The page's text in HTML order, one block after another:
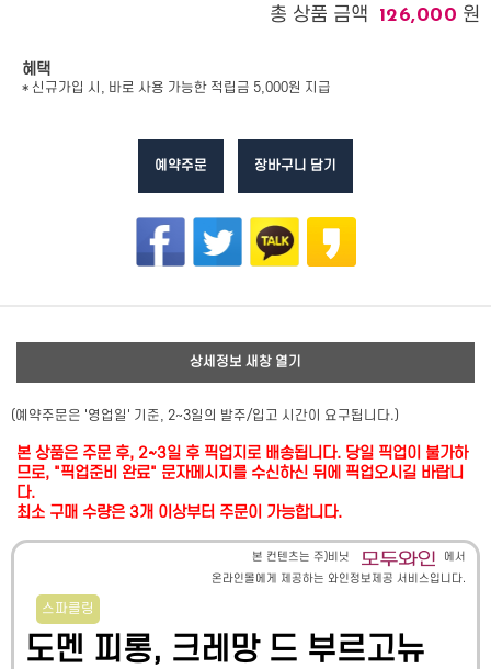
총 상품 금액 126,000 원
혜택
* 신규가입 시, 바로 사용 가능한 적립금 5,000원 지급
예약주문 장바구니 담기
상세정보 새창 열기
(예약주문은 '영업일' 기준, 2~3일의 발주/입고 시간이 요구됩니다.)
본 상품은 주문 후, 2~3일 후 픽업지로 배송됩니다. 당일 픽업이 불가하
므로, "픽업준비 완료" 문자메시지를 수신하신 뒤에 픽업오시길 바랍니
다.
최소 구매 수량은 3개 이상부터 주문이 가능합니다.
본 컨텐츠는 주)비닛
에서
온라인몰에게 제공하는 와인정보제공 서비스입니다.
스파클링
도멘 피롱, 크레망 드 부르고뉴